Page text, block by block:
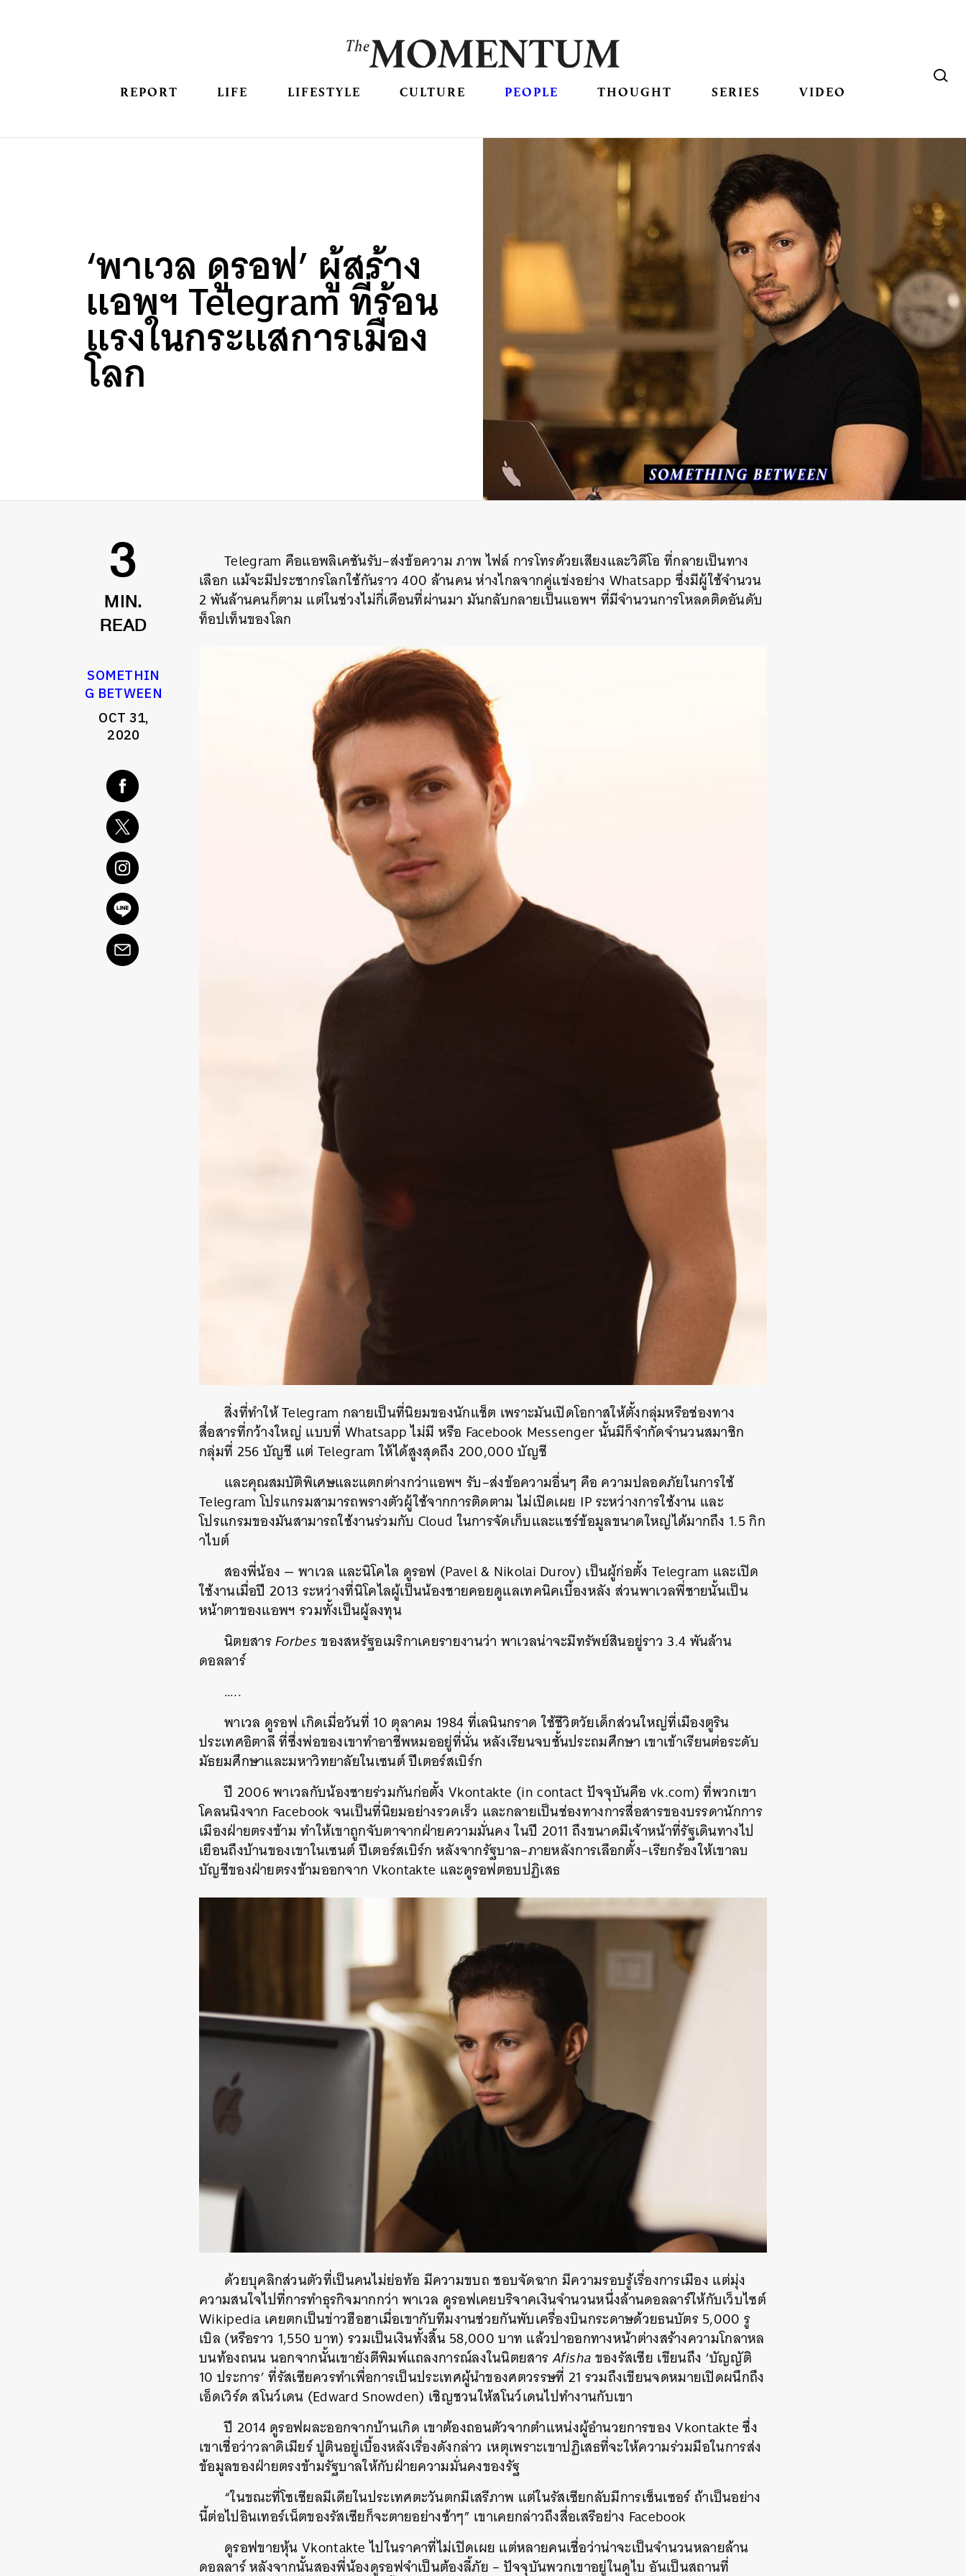
REPORT LIFE LIFESTYLE CULTURE PEOPLE THOUGHT SERIES VIDEO
‘พาเวล ดูรอฟ’ ผู้สร้าง
แอพฯ Telegram ที่ร้อน
แรงในกระแสการเมือง
โลก
3
MIN.
READ
SOMETHIN
G BETWEEN
OCT 31,
2020
Telegram คือแอพลิเคชันรับ–ส่งข้อความภาพไฟล์การโทรด้วยเสียงและวิดีโอ ที่กลายเป็นทาง
เลือก แม้จะมีประชากรโลกใช้กันราว 400 ล้านคนห่างไกลจากคู่แข่งอย่าง Whatsapp ซึ่งมีผู้ใช้จำนวน
2พันล้านคนก็ตาม แต่ในช่วงไม่กี่เดือนที่ผ่านมา มันกลับกลายเป็นแอพฯ ที่มีจำนวนการโหลดติดอันดับ
ท็อปเท็นของโลก
สิ่งที่ทำให้Telegram กลายเป็นที่นิยมของนักแช็ต เพราะมันเปิดโอกาสให้ตั้งกลุ่มหรือช่องทาง
สื่อสารที่กว้างใหญ่ แบบที่ Whatsappไม่มี หรือ Facebook Messengerนั้นมีก็จำกัดจำนวนสมาชิก
กลุ่มที่ 256บัญชี แต่ Telegramให้ได้สูงสุดถึง 200,000บัญชี
และคุณสมบัติพิเศษและแตกต่างกว่าแอพฯ รับ–ส่งข้อความอื่นๆ คือ ความปลอดภัยในการใช้
Telegramโปรแกรมสามารถพรางตัวผู้ใช้จากการติดตาม ไม่เปิดเผย IPระหว่างการใช้งาน และ
โปรแกรมของมันสามารถใช้งานร่วมกับ Cloudในการจัดเก็บและแชร์ข้อมูลขนาดใหญ่ได้มากถึง 1.5กิก
าไบต์
สองพี่น้อง —พาเวล และนิโคไล ดูรอฟ (Pavel & Nikolai Durov) เป็นผู้ก่อตั้ง Telegram และเปิด
ใช้งานเมื่อปี 2013 ระหว่างที่นิโคไลผู้เป็นน้องชายคอยดูแลเทคนิคเบื้องหลัง ส่วนพาเวลพี่ชายนั้นเป็น
หน้าตาของแอพฯ รวมทั้งเป็นผู้ลงทุน
นิตยสารForbesของสหรัฐอเมริกาเคยรายงานว่า พาเวลน่าจะมีทรัพย์สินอยู่ราว 3.4พันล้าน
ดอลลาร์
…..
พาเวล ดูรอฟ เกิดเมื่อวันที่10 ตุลาคม 1984ที่เลนินกราดใช้ชีวิตวัยเด็กส่วนใหญ่ที่เมืองตูริน
ประเทศอิตาลีที่ซึ่งพ่อของเขาทำอาชีพหมออยู่ที่นั่นหลังเรียนจบชั้นประถมศึกษา เขาเข้าเรียนต่อระดับ
มัธยมศึกษาและมหาวิทยาลัยในเซนต์ปีเตอร์สเบิร์ก
ปี 2006พาเวลกับน้องชายร่วมกันก่อตั้ง Vkontakte (in contactปัจจุบันคือ vk.com)ที่พวกเขา
โคลนนิงจาก Facebook จนเป็นที่นิยมอย่างรวดเร็ว และกลายเป็นช่องทางการสื่อสารของบรรดานักการ
เมืองฝ่ายตรงข้ามทำให้เขาถูกจับตาจากฝ่ายความมั่นคงในปี 2011ถึงขนาดมีเจ้าหน้าที่รัฐเดินทางไป
เยือนถึงบ้านของเขาในเซนต์ปีเตอร์สเบิร์ก หลังจากรัฐบาล–ภายหลังการเลือกตั้ง–เรียกร้องให้เขาลบ
บัญชีของฝ่ายตรงข้ามออกจาก Vkontakte และดูรอฟตอบปฏิเสธ
ด้วยบุคลิกส่วนตัวที่เป็นคนไม่ย่อท้อ มีความขบถชอบจัดฉาก มีความรอบรู้เรื่องการเมือง แต่มุ่ง
ความสนใจไปที่การทำธุรกิจมากกว่า พาเวล ดูรอฟเคยบริจาคเงินจำนวนหนึ่งล้านดอลลาร์ให้กับเว็บไซต์
Wikipediaเคยตกเป็นข่าวฮือฮาเมื่อเขากับทีมงานช่วยกันพับเครื่องบินกระดาษด้วยธนบัตร5,000 รู
เบิล (หรือราว 1,550บาท) รวมเป็นเงินทั้งสิ้น58,000บาท แล้วปาออกทางหน้าต่างสร้างความโกลาหล
บนท้องถนนนอกจากนั้นเขายังตีพิมพ์แถลงการณ์ลงในนิตยสารAfishaของรัสเซีย เขียนถึง ‘บัญญัติ
10 ประการ’ที่รัสเซียควรทำเพื่อการเป็นประเทศผู้นำของศตวรรษที่ 21 รวมถึงเขียนจดหมายเปิดผนึกถึง
เอ็ดเวิร์ดสโนว์เดน (Edward Snowden) เชิญชวนให้สโนว์เดนไปทำงานกับเขา
ปี 2014ดูรอฟผละออกจากบ้านเกิด เขาต้องถอนตัวจากตำแหน่งผู้อำนวยการของVkontakteซึ่ง
เขาเชื่อว่าวลาดิเมียร์ปูตินอยู่เบื้องหลังเรื่องดังกล่าว เหตุเพราะเขาปฏิเสธที่จะให้ความร่วมมือในการส่ง
ข้อมูลของฝ่ายตรงข้ามรัฐบาลให้กับฝ่ายความมั่นคงของรัฐ
“ในขณะที่โซเชียลมีเดียในประเทศตะวันตกมีเสรีภาพ แต่ในรัสเซียกลับมีการเซ็นเซอร์ถ้าเป็นอย่าง
นี้ต่อไปอินเทอร์เน็ตของรัสเซียก็จะตายอย่างช้าๆ” เขาเคยกล่าวถึงสื่อเสรีอย่าง Facebook
ดูรอฟขายหุ้นVkontakteไปในราคาที่ไม่เปิดเผย แต่หลายคนเชื่อว่าน่าจะเป็นจำนวนหลายล้าน
ดอลลาร์หลังจากนั้นสองพี่น้องดูรอฟจำเป็นต้องลี้ภัย – ปัจจุบันพวกเขาอยู่ในดูไบ อันเป็นสถานที่
ค้นหา
SHARE EMAIL